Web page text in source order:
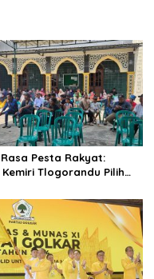
Rasa Pesta Rakyat:
Tlogorandu Pilih
Door Prize Menarik!